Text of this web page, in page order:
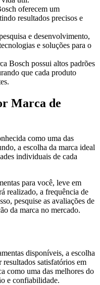
oferecem um
resultados precisos e
e desenvolvimento,
e soluções para o
Bosch possui altos padrões
que cada produto
Marca de
como uma das
a escolha da marca ideal
individuais de cada
para você, leve em
realizado, a frequência de
pesquise as avaliações de
da marca no mercado.
disponíveis, a escolha
resultados satisfatórios em
como uma das melhores do
e confiabilidade.